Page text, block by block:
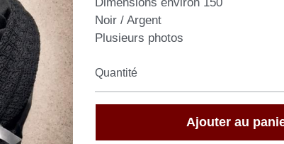
Plusieurs photos
Quantité
Ajouter au